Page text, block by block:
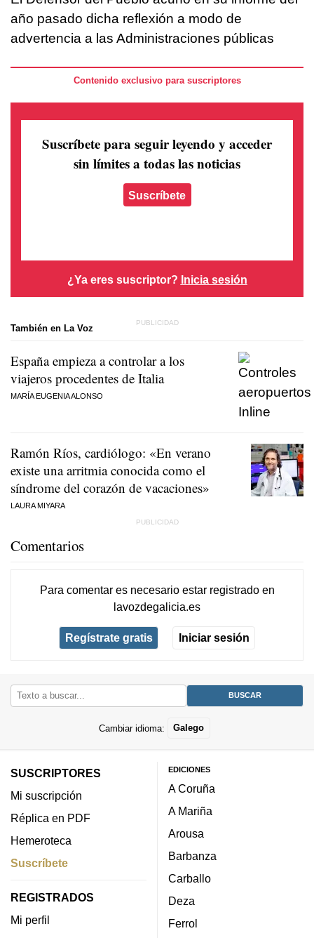
año pasado dicha reflexión a modo de
advertencia a las Administraciones públicas
Contenido exclusivo para suscriptores
Suscríbete para seguir leyendo y acceder
sin límites a todas las noticias
Suscríbete
¿Ya eres suscriptor? Inicia sesión
También en La Voz
España empieza a controlar a los
viajeros procedentes de Italia
MARÍA EUGENIA ALONSO
Ramón Ríos, cardiólogo: «En verano
existe una arritmia conocida como el
síndrome del corazón de vacaciones»
LAURA MIYARA
Comentarios
Para comentar es necesario estar registradoen
lavozdegalicia.es
Regístrate gratis Iniciar sesión
Cambiar idioma: Galego
SUSCRIPTORES
Mi suscripción
Réplica en PDF
Hemeroteca
Suscríbete
REGISTRADOS
Mi perfil
EDICIONES
A Coruña
A Mariña
Arousa
Barbanza
Carballo
Deza
Ferrol